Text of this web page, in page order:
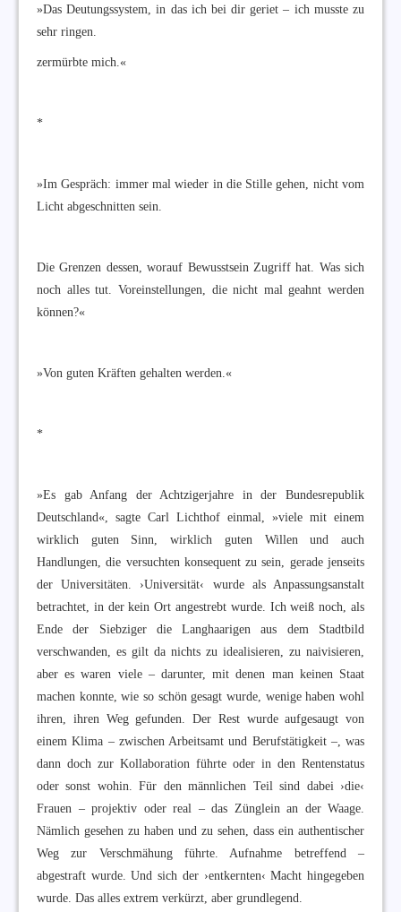
»Das Deutungssystem, in das ich bei dir geriet – ich musste zu
sehr ringen.
zermürbte mich.«
*
»Im Gespräch: immer mal wieder in die Stille gehen, nicht vom
Licht abgeschnitten sein.
Die Grenzen dessen, worauf Bewusstsein Zugriff hat. Was sich
noch alles tut. Voreinstellungen, die nicht mal geahnt werden
können?«
»Von guten Kräften gehalten werden.«
*
»Es gab Anfang der Achtzigerjahre in der Bundesrepublik
Deutschland«, sagte Carl Lichthof einmal, »viele mit einem
wirklich guten Sinn, wirklich guten Willen und auch
Handlungen, die versuchten konsequent zu sein, gerade jenseits
der Universitäten. ›Universität‹ wurde als Anpassungsanstalt
betrachtet, in der kein Ort angestrebt wurde. Ich weiß noch, als
Ende der Siebziger die Langhaarigen aus dem Stadtbild
verschwanden, es gilt da nichts zu idealisieren, zu naivisieren,
aber es waren viele – darunter, mit denen man keinen Staat
machen konnte, wie so schön gesagt wurde, wenige haben wohl
ihren, ihren Weg gefunden. Der Rest wurde aufgesaugt von
einem Klima – zwischen Arbeitsamt und Berufstätigkeit –, was
dann doch zur Kollaboration führte oder in den Rentenstatus
oder sonst wohin. Für den männlichen Teil sind dabei ›die‹
Frauen – projektiv oder real – das Zünglein an der Waage.
Nämlich gesehen zu haben und zu sehen, dass ein authentischer
Weg zur Verschmähung führte. Aufnahme betreffend –
abgestraft wurde. Und sich der ›entkernten‹ Macht hingegeben
wurde. Das alles extrem verkürzt, aber grundlegend.